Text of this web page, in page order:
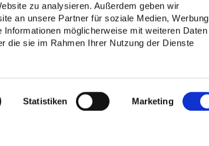
zu analysieren. Außerdem geben wir
an unsere Partner für soziale Medien, Werbung
möglicherweise mit weiteren Daten
die sie im Rahmen Ihrer Nutzung der Dienste
Statistiken Marketing